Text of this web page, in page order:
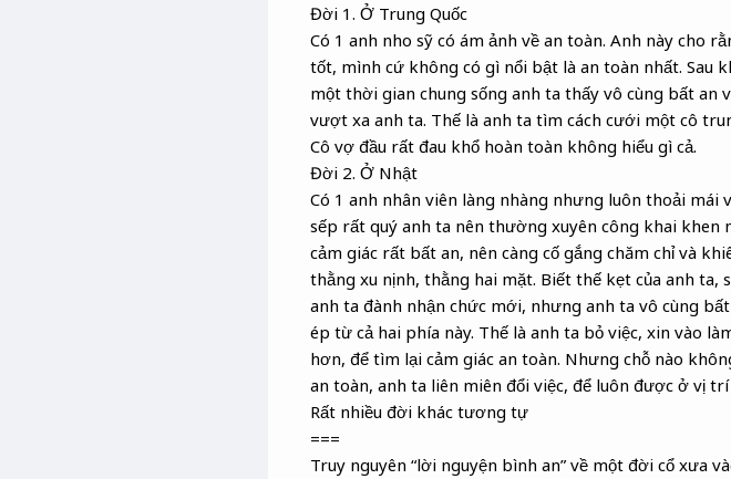
Đời 1. Ở Trung Quốc
Có 1 anh nho sỹ có ám ảnh về an toàn. Anh này cho
tốt, mình cứ không có gì nổi bật là an toàn nhất. Sau
một thời gian chung sống anh ta thấy vô cùng bất
vượt xa anh ta. Thế là anh ta tìm cách cưới một cô
Cô vợ đầu rất đau khổ hoàn toàn không hiểu gì cả.
Đời 2. Ở Nhật
Có 1 anh nhân viên làng nhàng nhưng luôn thoải mái
sếp rất quý anh ta nên thường xuyên công khai
cảm giác rất bất an, nên càng cố gắng chăm chỉ và
thằng xu nịnh, thằng hai mặt. Biết thế kẹt của anh
anh ta đành nhận chức mới, nhưng anh ta vô cùng
ép từ cả hai phía này. Thế là anh ta bỏ việc, xin vào
hơn, để tìm lại cảm giác an toàn. Nhưng chỗ nào
an toàn, anh ta liên miên đổi việc, để luôn được ở vị
Rất nhiều đời khác tương tự
===
Truy nguyên “lời nguyện bình an” về một đời cổ xưa